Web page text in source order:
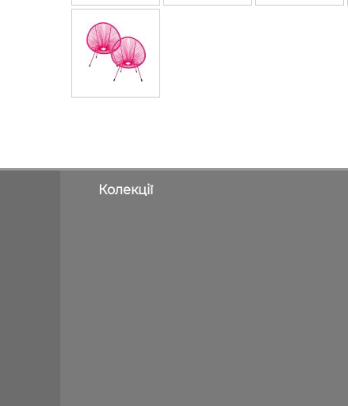
Колекції